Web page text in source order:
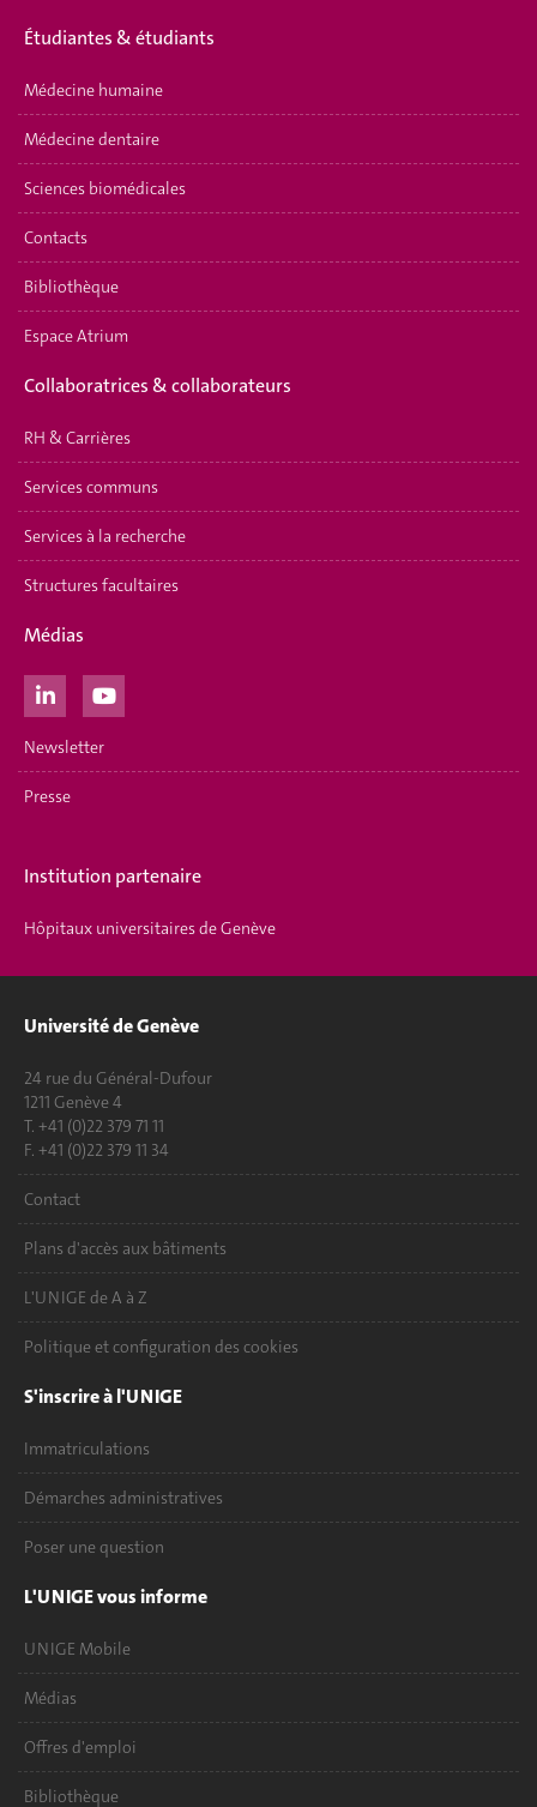
Étudiantes & étudiants
Médecine humaine
Médecine dentaire
Sciences biomédicales
Contacts
Bibliothèque
Espace Atrium
Collaboratrices & collaborateurs
RH & Carrières
Services communs
Services à la recherche
Structures facultaires
Médias
Newsletter
Presse
Institution partenaire
Hôpitaux universitaires de Genève
Université de Genève
24 rue du Général-Dufour
1211 Genève 4
T. +41 (0)22 379 71 11
F. +41 (0)22 379 11 34
Contact
Plans d'accès aux bâtiments
L'UNIGE de A à Z
Politique et configuration des cookies
S'inscrire à l'UNIGE
Immatriculations
Démarches administratives
Poser une question
L'UNIGE vous informe
UNIGE Mobile
Médias
Offres d'emploi
Bibliothèque